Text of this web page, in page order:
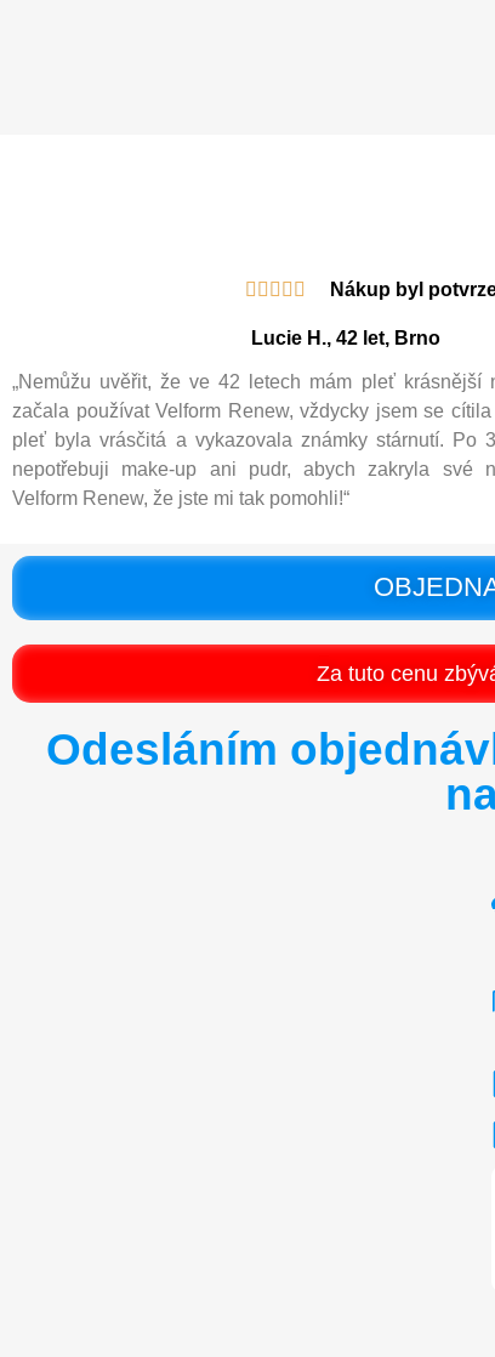
     Nákup byl
Lucie H., 42 let, Brno
„Nemůžu uvěřit, že ve 42 letech mám pleť krásnější
začala používat Velform Renew, vždycky jsem se
pleť byla vrásčitá a vykazovala známky stárnutí. Po
nepotřebuji make-up ani pudr, abych zakryla své
Velform Renew, že jste mi tak pomohli!“
Za tuto cenu
Odesláním